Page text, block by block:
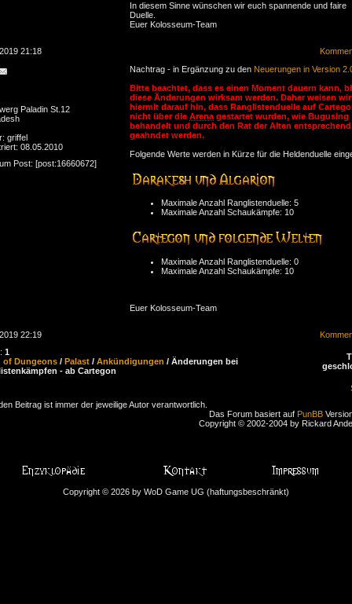
In diesem Sinne wünschen wir euch spannende und faire
Duelle.
Euer Kolosseum-Team
21:18
Paladin St.12
griffel
08.05.2010
Post: [post:16660672]
Nachtrag - in Ergänzung zu den Neuerungen in Version
Bitte beachtet, dass es einen Moment dauern kann,
diese Änderungen wirksam werden. Daher weisen wir
hiermit darauf hin, dass Ranglistenduelle auf
nicht über die Arena gestartet wurden, wie Bugusing
behandelt und durch den Rat der Alten entsprechend
geahndet werden.
Folgende Werte werden in Kürze für die Heldenduelle
Maximale Anzahl Ranglistenduelle: 5
Maximale Anzahl Schaukämpfe: 10
Maximale Anzahl Ranglistenduelle: 0
Maximale Anzahl Schaukämpfe: 10
Euer Kolosseum-Team
22:19
1
of Dungeons / Palast / Ankündigungen / Änderungen bei
- ab Cartegon
Beitrag ist immer der jeweilige Autor verantwortlich.
Das Forum basiert auf PunBB
Copyright © 2002-2004 by Rickard
Copyright © 2026 by WoD Game UG (haftungsbeschränkt)